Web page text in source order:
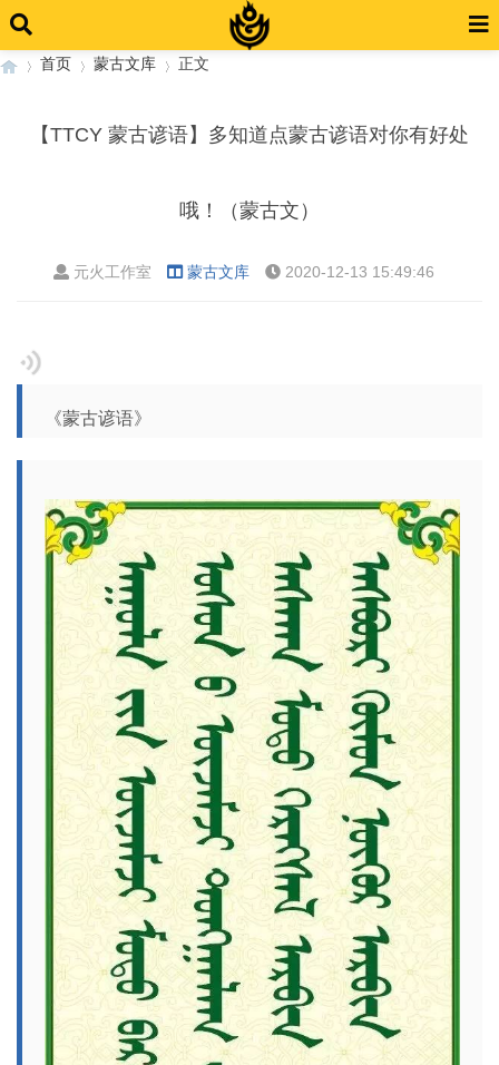
首页 蒙古文库 正文
【TTCY 蒙古谚语】多知道点蒙古谚语对你有好处
哦！（蒙古文）
元火工作室 蒙古文库 2020-12-13 15:49:46
《蒙古谚语》